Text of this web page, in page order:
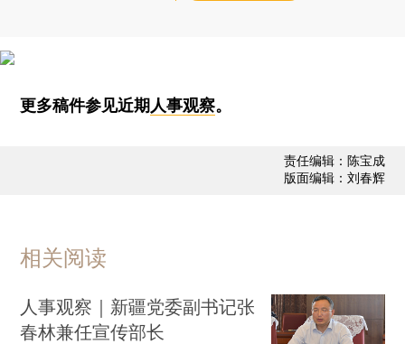
更多稿件参见近期 人事观察。
责任编辑：陈宝成
版面编辑：刘春辉
相关阅读
人事观察｜新疆党委副书记张
春林兼任宣传部长